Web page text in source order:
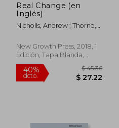
Real Change (en
Inglés)
Nicholls, Andrew ; Thorne,
New Growth Press, 2018, 1
Edición, Tapa Blanda,
Nuevo